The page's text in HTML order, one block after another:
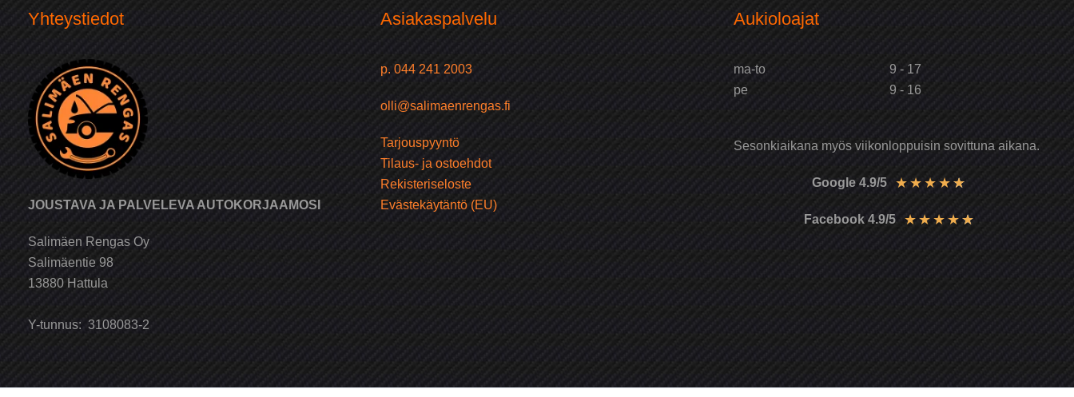
Yhteystiedot
JOUSTAVA JA PALVELEVA AUTOKORJAAMOSI
Salimäen Rengas Oy
Salimäentie 98
13880 Hattula
Y-tunnus: 3108083-2
Asiakaspalvelu
p. 044 241 2003
olli@salimaenrengas.fi
Tarjouspyyntö
Tilaus- ja ostoehdot
Rekisteriseloste
Evästekäytäntö (EU)
Aukioloajat
ma-to
9 - 17
pe
9 - 16
Sesonkiaikana myös viikonloppuisin sovittuna aikana.
Google 4.9/5 ★ ★ ★ ★ ★
Facebook 4.9/5 ★ ★ ★ ★ ★